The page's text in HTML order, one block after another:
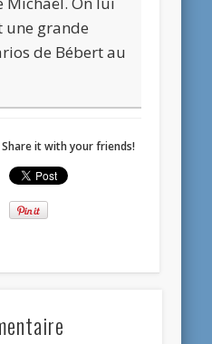
grande
de Bébert au
it with your friends!